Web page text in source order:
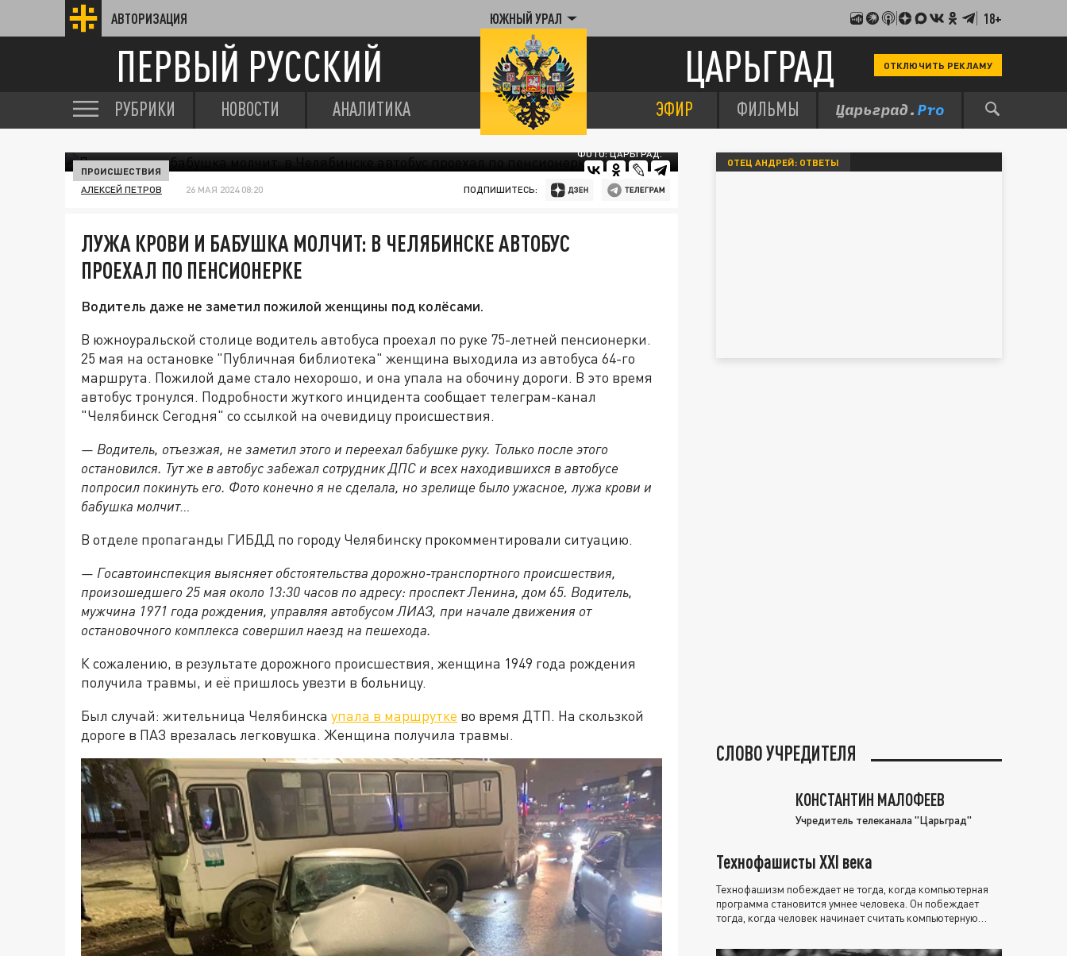
АВТОРИЗАЦИЯ ЮЖНЫЙ УРАЛ 18+
ПЕРВЫЙ РУССКИЙ ЦАРЬГРАД ОТКЛЮЧИТЬ РЕКЛАМУ
РУБРИКИ НОВОСТИ АНАЛИТИКА ЭФИР ФИЛЬМЫ
ФОТО: ЦАРЬГРАД.
ПРОИСШЕСТВИЯ
АЛЕКСЕЙ ПЕТРОВ 26 МАЯ 2024 08:20 ПОДПИШИТЕСЬ:
ЛУЖА КРОВИ И БАБУШКА МОЛЧИТ: В ЧЕЛЯБИНСКЕ АВТОБУС
ПРОЕХАЛ ПО ПЕНСИОНЕРКЕ
Водитель даже не заметил пожилой женщины под колёсами.
В южноуральской столице водитель автобуса проехал по руке 75-летней пенсионерки.
25 мая на остановке "Публичная библиотека" женщина выходила из автобуса 64-го
маршрута. Пожилой даме стало нехорошо, и она упала на обочину дороги. В это время
автобус тронулся. Подробности жуткого инцидента сообщает телеграм-канал
"Челябинск Сегодня" со ссылкой на очевидицу происшествия.
— Водитель, отъезжая, не заметил этого и переехал бабушке руку. Только после этого
остановился. Тут же в автобус забежал сотрудник ДПС и всех находившихся в автобусе
попросил покинуть его. Фото конечно я не сделала, но зрелище было ужасное, лужа крови и
бабушка молчит…
В отделе пропаганды ГИБДД по городу Челябинску прокомментировали ситуацию.
— Госавтоинспекция выясняет обстоятельства дорожно-транспортного происшествия,
произошедшего 25 мая около 13:30 часов по адресу: проспект Ленина, дом 65. Водитель,
мужчина 1971 года рождения, управляя автобусом ЛИАЗ, при начале движения от
остановочного комплекса совершил наезд на пешехода.
К сожалению, в результате дорожного происшествия, женщина 1949 года рождения
получила травмы, и её пришлось увезти в больницу.
Был случай: жительница Челябинска упала в маршрутке во время ДТП. На скользкой
дороге в ПАЗ врезалась легковушка. Женщина получила травмы.
ОТЕЦ АНДРЕЙ: ОТВЕТЫ
СЛОВО УЧРЕДИТЕЛЯ
КОНСТАНТИН МАЛОФЕЕВ
Учредитель телеканала "Царьград"
Технофашисты XXI века
Технофашизм побеждает не тогда, когда компьютерная
программа становится умнее человека. Он побеждает
тогда, когда человек начинает считать компьютерную